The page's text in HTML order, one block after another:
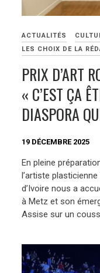
ACTUALITÉS
LES CHOIX DE LA
PRIX D’ART
« C’EST ÇA
DIASPORA
19 DÉCEMBRE 2025
En pleine
l’artiste
d’Ivoire nous a
à Metz et son
Assise sur un